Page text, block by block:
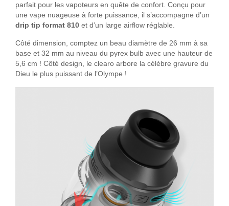
parfait pour les vapoteurs en quête de confort. Conçu pour
une vape nuageuse à forte puissance, il s’accompagne d’un
drip tip format 810 et d’un large airflow réglable.
Côté dimension, comptez un beau diamètre de 26 mm à sa
base et 32 mm au niveau du pyrex bulb avec une hauteur de
5,6 cm ! Côté design, le clearo arbore la célèbre gravure du
Dieu le plus puissant de l’Olympe !